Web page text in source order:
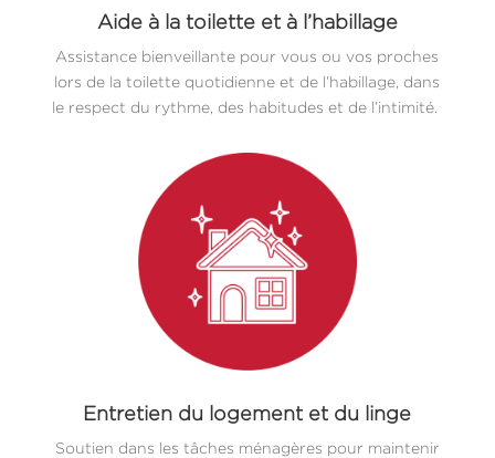
Aide à la toilette et à l’habillage
Assistance bienveillante pour vous ou vos proches
lors de la toilette quotidienne et de l’habillage, dans
le respect du rythme, des habitudes et de l’intimité.
Entretien du logement et du linge
Soutien dans les tâches ménagères pour maintenir